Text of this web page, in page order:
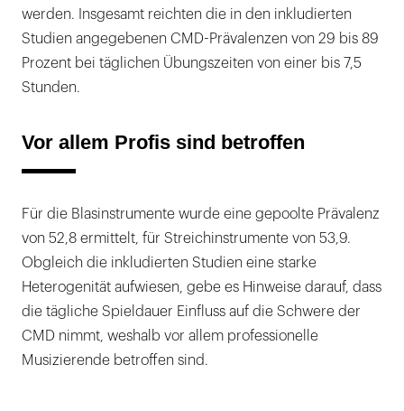
werden. Insgesamt reichten die in den inkludierten
Studien angegebenen CMD-Prävalenzen von 29 bis 89
Prozent bei täglichen Übungszeiten von einer bis 7,5
Stunden.
Vor allem Profis sind betroffen
Für die Blasinstrumente wurde eine gepoolte Prävalenz
von 52,8 ermittelt, für Streichinstrumente von 53,9.
Obgleich die inkludierten Studien eine starke
Heterogenität aufwiesen, gebe es Hinweise darauf, dass
die tägliche Spieldauer Einfluss auf die Schwere der
CMD nimmt, weshalb vor allem professionelle
Musizierende betroffen sind.